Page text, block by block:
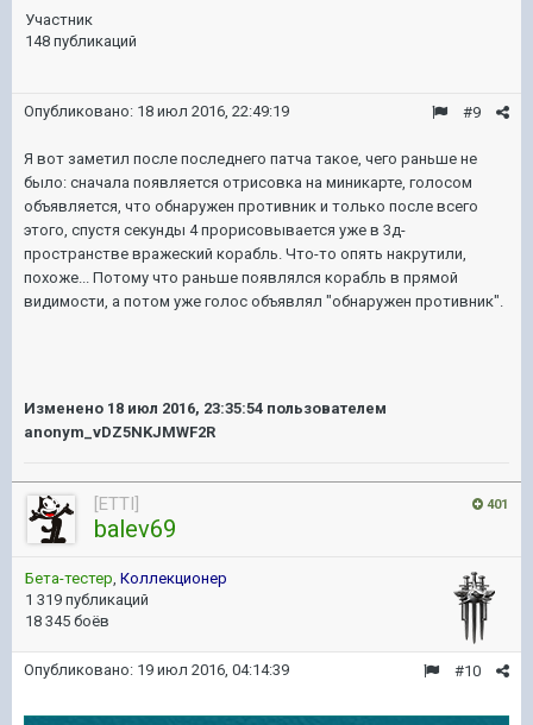
Участник
148 публикаций
#9
Опубликовано: 18 июл 2016, 22:49:19
Я вот заметил после последнего патча такое, чего раньше не
было: сначала появляется отрисовка на миникарте, голосом
объявляется, что обнаружен противник и только после всего
этого, спустя секунды 4 прорисовывается уже в 3д-
пространстве вражеский корабль. Что-то опять накрутили,
похоже... Потому что раньше появлялся корабль в прямой
видимости, а потом уже голос объявлял "обнаружен противник".
Изменено 18 июл 2016, 23:35:54 пользователем
anonym_vDZ5NKJMWF2R
401
[ETTI]
balev69
Бета-тестер, Коллекционер
1 319 публикаций
18 345 боёв
#10
Опубликовано: 19 июл 2016, 04:14:39